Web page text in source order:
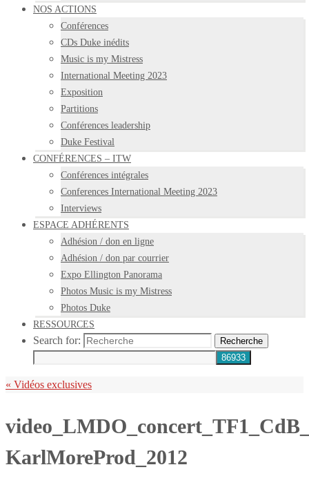
NOS ACTIONS
Conférences
CDs Duke inédits
Music is my Mistress
International Meeting 2023
Exposition
Partitions
Conférences leadership
Duke Festival
CONFÉRENCES – ITW
Conférences intégrales
Conferences International Meeting 2023
Interviews
ESPACE ADHÉRENTS
Adhésion / don en ligne
Adhésion / don par courrier
Expo Ellington Panorama
Photos Music is my Mistress
Photos Duke
RESSOURCES
Search for: Recherche
« Vidéos exclusives
KarlMoreProd_2012